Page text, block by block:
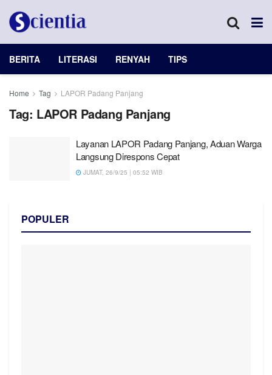
BERITA LITERASI RENYAH TIPS
Home Tag LAPOR Padang Panjang
Tag: LAPOR Padang Panjang
Layanan LAPOR Padang Panjang, Aduan Warga
Langsung Direspons Cepat
JUMAT, 26/9/25 | 05:52 WIB
POPULER